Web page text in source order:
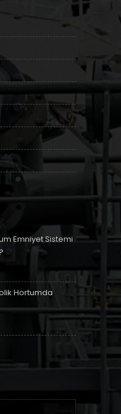
Emniyet Sistemi
Hortumda